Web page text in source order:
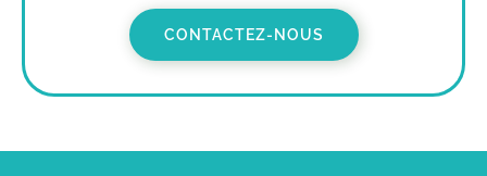
CONTACTEZ-NOUS